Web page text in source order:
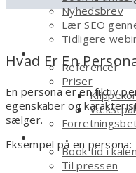
Nyhedsbrev
Lær SEO
Tidligere
Om
Referencer
Priser
Kontakt
Book tid i
Til pressen
Hvad Er En
En persona er en fiktiv
egenskaber og
sælger.
Eksempel på en persona: